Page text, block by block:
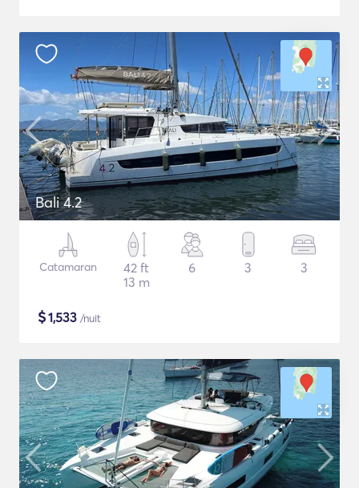
Bali 4.2
Catamaran
42 ft
13 m
6 3 3
$1,533 /nuit